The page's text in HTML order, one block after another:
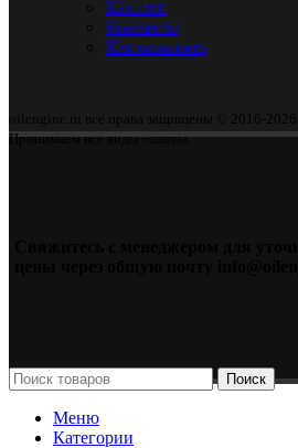
Каталог
Контакты
Как оплатить
oilengine.ru все права защищены © 2016-2026
Принимаем все виды оплаты.
Поиск
Меню
Категории